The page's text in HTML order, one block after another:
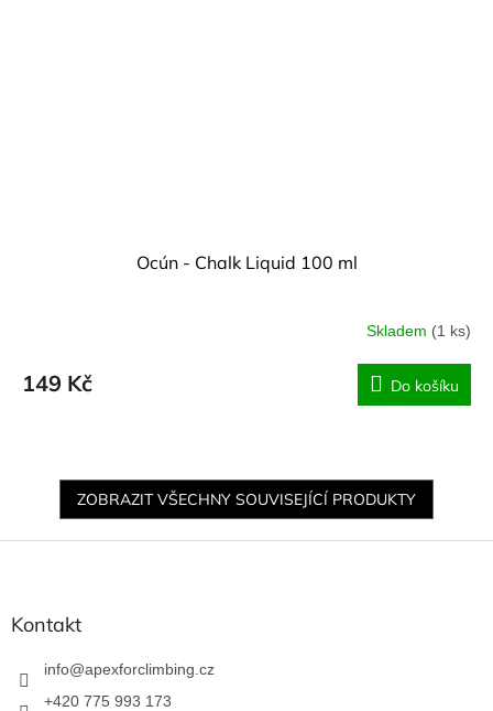
Ocún - Chalk Liquid 100 ml
Skladem (1 ks)
149 Kč Do košíku
ZOBRAZIT VŠECHNY SOUVISEJÍCÍ PRODUKTY
Z
Kontakt
info@apexforclimbing.cz
+420 775 993 173